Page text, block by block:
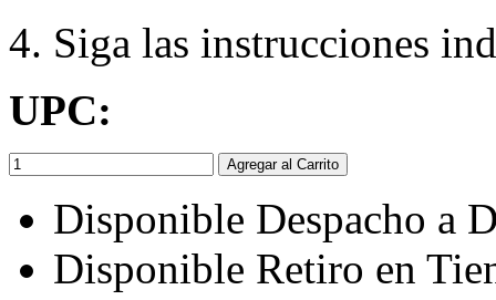
4. Siga las instrucciones
UPC:
Agregar al Carrito
Disponible Despacho a
Disponible Retiro en